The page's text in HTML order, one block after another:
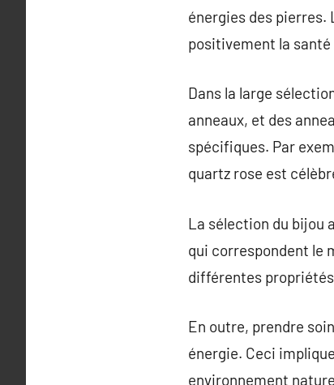
énergies des
positivement la santé
Dans la large
anneaux, et des
spécifiques. Par
quartz rose est
La sélection du bijou
qui correspondent le
différentes
En outre, prendre
énergie. Ceci
environnement